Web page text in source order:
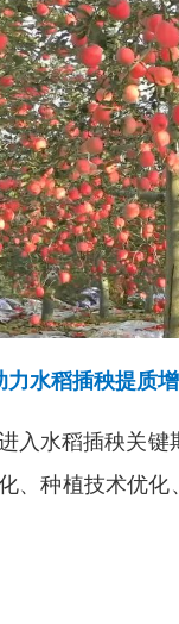
水稻插秧提质
水稻插秧关键
、种植技术优